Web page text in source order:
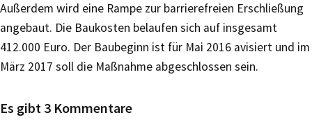
Außerdem wird eine Rampe zur barrierefreien Erschließung
angebaut. Die Baukosten belaufen sich auf insgesamt
412.000 Euro. Der Baubeginn ist für Mai 2016 avisiert und im
März 2017 soll die Maßnahme abgeschlossen sein.
Es gibt 3 Kommentare